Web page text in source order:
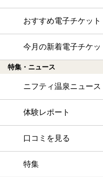
おすすめ電子チケッ
今月の新着電子チケ
特集・ニュース
ニフティ温泉ニュース
体験レポート
口コミを見る
特集